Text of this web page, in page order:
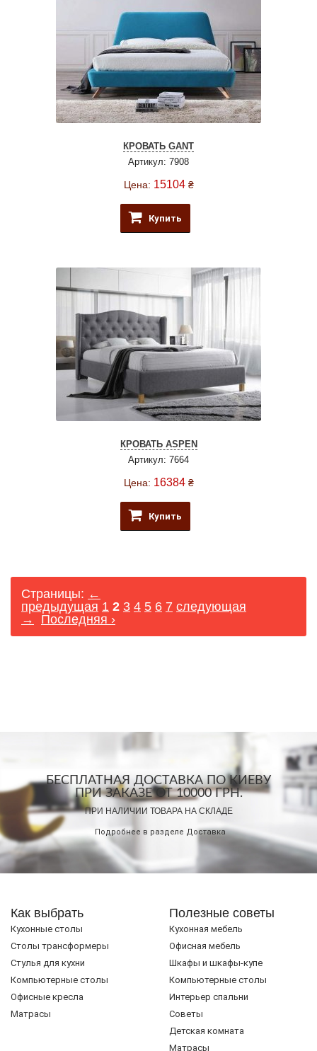
КРОВАТЬ GANT
Артикул: 7908
Цена: 15104 ₴
Купить
КРОВАТЬ ASPEN
Артикул: 7664
Цена: 16384 ₴
Купить
Страницы: ←
предыдущая 1 2 3 4 5 6 7 следующая
→
Последняя ›
БЕСПЛАТНАЯ ДОСТАВКА ПО КИЕВУ
ПРИ ЗАКАЗЕ ОТ 10000 ГРН.
ПРИ НАЛИЧИИ ТОВАРА НА СКЛАДЕ
Подробнее в разделе Доставка
Как выбрать
Кухонные столы
Cтолы трансформеры
Стулья для кухни
Компьютерные столы
Офисные кресла
Матрасы
Полезные советы
Кухонная мебель
Офисная мебель
Шкафы и шкафы-купе
Компьютерные столы
Интерьер спальни
Советы
Детская комната
Матрасы